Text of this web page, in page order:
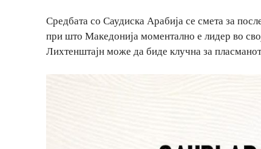
Средбата со Саудиска Арабија се смета за
при што Македонија моментално е лидер во
Лихтенштајн може да биде клучна за